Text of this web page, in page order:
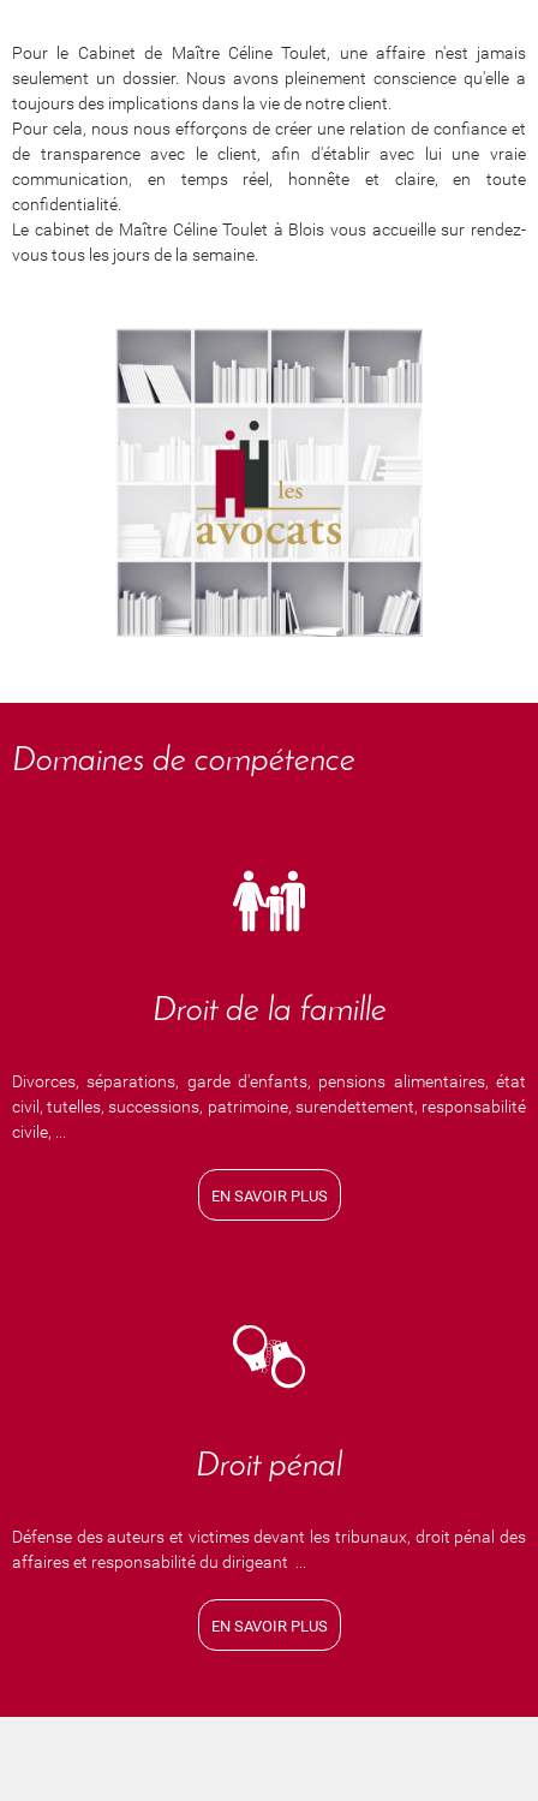
Pour le Cabinet de Maître Céline Toulet, une affaire n'est jamais
seulement un dossier. Nous avons pleinement conscience qu'elle a
toujours des implications dans la vie de notre client.
Pour cela, nous nous efforçons de créer une relation de confiance et
de transparence avec le client, afin d'établir avec lui une vraie
communication, en temps réel, honnête et claire, en toute
confidentialité.
Le cabinet de Maître Céline Toulet à Blois vous accueille sur rendez-
vous tous les jours de la semaine.
Domaines de compétence
Droit de la famille
Divorces, séparations, garde d'enfants, pensions alimentaires, état
civil, tutelles, successions, patrimoine, surendettement, responsabilité
civile, ...
EN SAVOIR PLUS
Droit pénal
Défense des auteurs et victimes devant les tribunaux, droit pénal des
affaires et responsabilité du dirigeant ...
EN SAVOIR PLUS